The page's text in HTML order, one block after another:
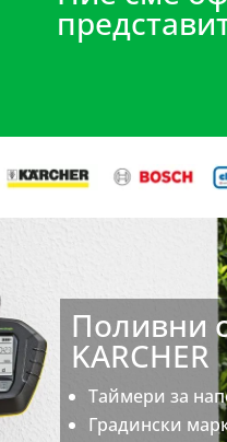
Поливни
KARCHER
Таймери за
Градински